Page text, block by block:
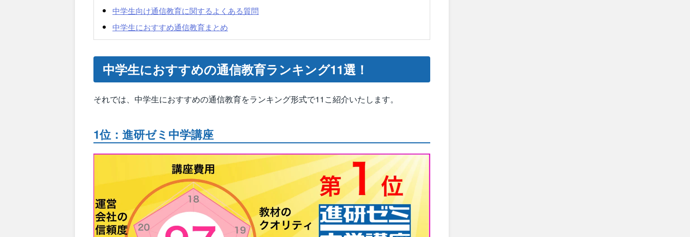
中学生向け通信教育に関するよくある質問
中学生におすすめ通信教育まとめ
中学生におすすめの通信教育ランキング11選！
それでは、中学生におすすめの通信教育をランキング形式で11こ紹介いたします。
1位：進研ゼミ中学講座